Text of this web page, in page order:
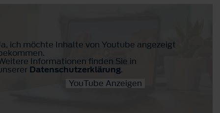
ich möchte Inhalte von Youtube angezeigt
Informationen finden Sie in
Datenschutzerklärung.
YouTube Anzeigen